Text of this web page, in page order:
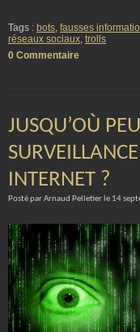
Tags : bots, fausses
réseaux sociaux, trolls
0 Commentaire
JUSQU’OÙ
INTERNET ?
Posté par Arnaud Pelletier le 14